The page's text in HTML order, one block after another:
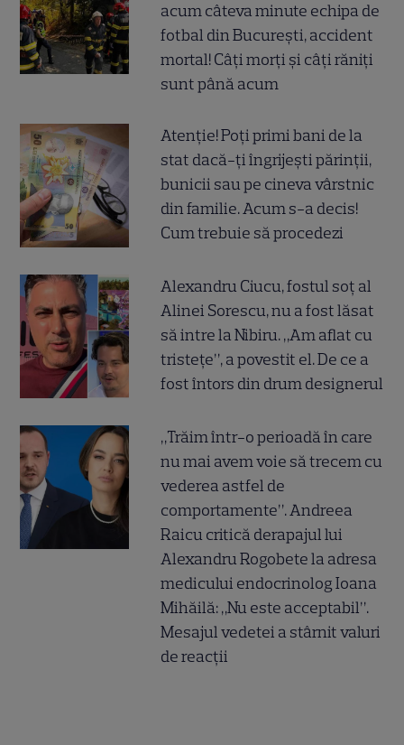
acum câteva minute echipa de
fotbal din București, accident
mortal! Câți morți și câți răniți
sunt până acum
Atenție! Poți primi bani de la
stat dacă-ți îngrijești părinții,
bunicii sau pe cineva vârstnic
din familie. Acum s-a decis!
Cum trebuie să procedezi
Alexandru Ciucu, fostul soț al
Alinei Sorescu, nu a fost lăsat
să intre la Nibiru. „Am aflat cu
tristețe”, a povestit el. De ce a
fost întors din drum designerul
„Trăim într-o perioadă în care
nu mai avem voie să trecem cu
vederea astfel de
comportamente”. Andreea
Raicu critică derapajul lui
Alexandru Rogobete la adresa
medicului endocrinolog Ioana
Mihăilă: „Nu este acceptabil”.
Mesajul vedetei a stârnit valuri
de reacții